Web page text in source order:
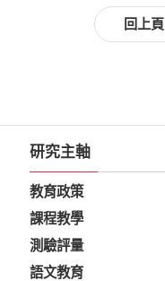
回上頁
研究主軸
教育政策
課程教學
測驗評量
語文教育